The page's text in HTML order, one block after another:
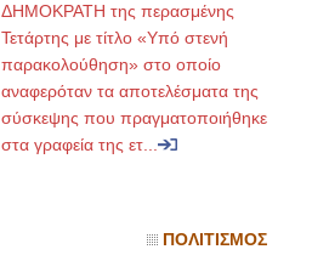
ΔΗΜΟΚΡΑΤΗ της περασμένης
Τετάρτης με τίτλο «Υπό στενή
παρακολούθηση» στο οποίο
αναφερόταν τα αποτελέσματα της
σύσκεψης που πραγματοποιήθηκε
στα γραφεία της ετ...
ΠΟΛΙΤΙΣΜΟΣ